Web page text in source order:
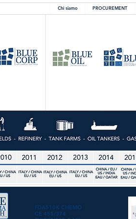
Chi siamo PROCUREMENT
FDA510K CHEMO
CE 455/374